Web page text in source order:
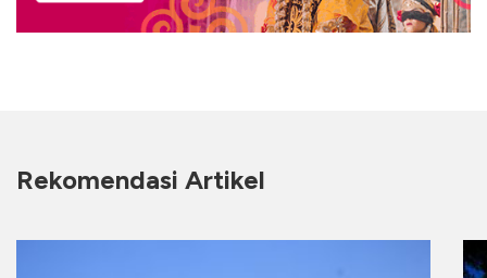
Rekomendasi Artikel